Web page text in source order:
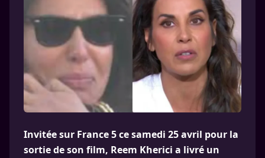
Invitée sur France 5 ce samedi 25 avril pour la
sortie de son film, Reem Kherici a livré un